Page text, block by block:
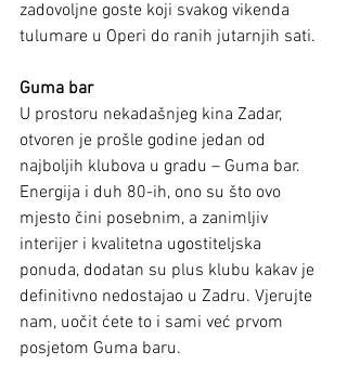
zadovoljne goste koji svakog vikenda
tulumare u Operi do ranih jutarnjih sati.
Guma bar
U prostoru nekadašnjeg kina Zadar,
otvoren je prošle godine jedan od
najboljih klubova u gradu – Guma bar.
Energija i duh 80-ih, ono su što ovo
mjesto čini posebnim, a zanimljiv
interijer i kvalitetna ugostiteljska
ponuda, dodatan su plus klubu kakav je
definitivno nedostajao u Zadru. Vjerujte
nam, uočit ćete to i sami već prvom
posjetom Guma baru.